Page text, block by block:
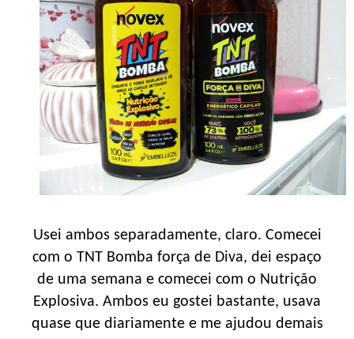
Usei ambos separadamente, claro. Comecei
com o TNT Bomba força de Diva, dei espaço
de uma semana e comecei com o Nutrição
Explosiva. Ambos eu gostei bastante, usava
quase que diariamente e me ajudou demais